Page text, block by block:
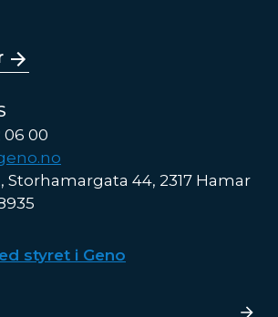
06 00
Storhamargata 44, 2317 Hamar
styret i Geno